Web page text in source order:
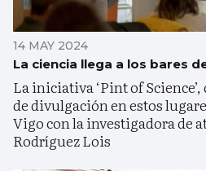
14 MAY 2024
La ciencia llega a los bares
La iniciativa ‘Pint of
de divulgación en estos
Vigo con la investigadora de
Rodríguez Lois